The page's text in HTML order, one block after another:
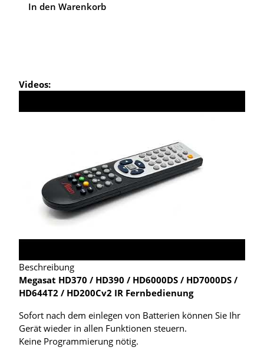
In den Warenkorb
Videos:
Beschreibung
Megasat HD370 / HD390 / HD6000DS / HD7000DS /
HD644T2 / HD200Cv2 IR Fernbedienung
Sofort nach dem einlegen von Batterien können Sie Ihr
Gerät wieder in allen Funktionen steuern.
Keine Programmierung nötig.